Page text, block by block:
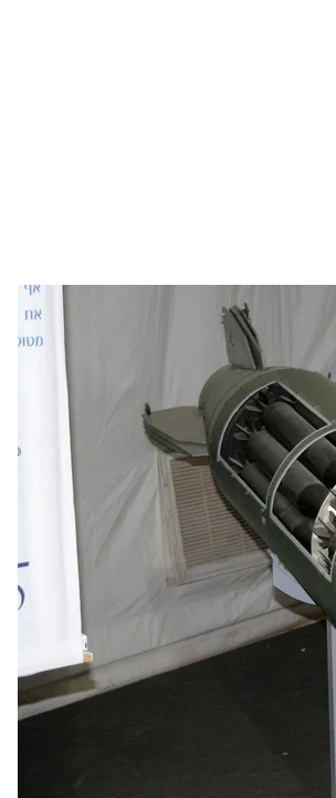
Ілюстративне фото. Касетна
У 2008 році понад 100 країн на
оскільки ті є «ненадійною та
збройного конфлікту. Проти
значну кількість касетних
приєдналася до цієї конвенції.
У 2011 році США вирішили
військової допомоги, якщо
виняток: якщо такі боєприпаси
цілей і не будуть
зазвичай населені цивільними.
Речник Пентагону Пет Райдер
боєприпасів (DPICM),
«Ми будемо обережно обирати
нещодавня статистика тестувань»
Райдер зазначив, що DPICM
заряджати кумулятивними